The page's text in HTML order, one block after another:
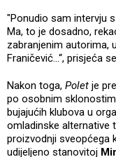
"Ponudio sam intervju
Ma, to je dosadno,
zabranjenim autorima,
Franičević...“, prisjeća
Nakon toga, Polet je
po osobnim
bujajućih klubova u
omladinske alternative
proizvodnji sveopćega
udijeljeno stanovitoj